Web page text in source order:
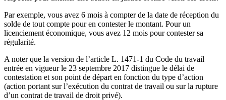
Par exemple, vous avez 6 mois à compter de la date de réception du
solde de tout compte pour en contester le montant. Pour un
licenciement économique, vous avez 12 mois pour contester sa
régularité.
A noter que la version de l’article L. 1471-1 du Code du travail
entrée en vigueur le 23 septembre 2017 distingue le délai de
contestation et son point de départ en fonction du type d’action
(action portant sur l’exécution du contrat de travail ou sur la rupture
d’un contrat de travail de droit privé).